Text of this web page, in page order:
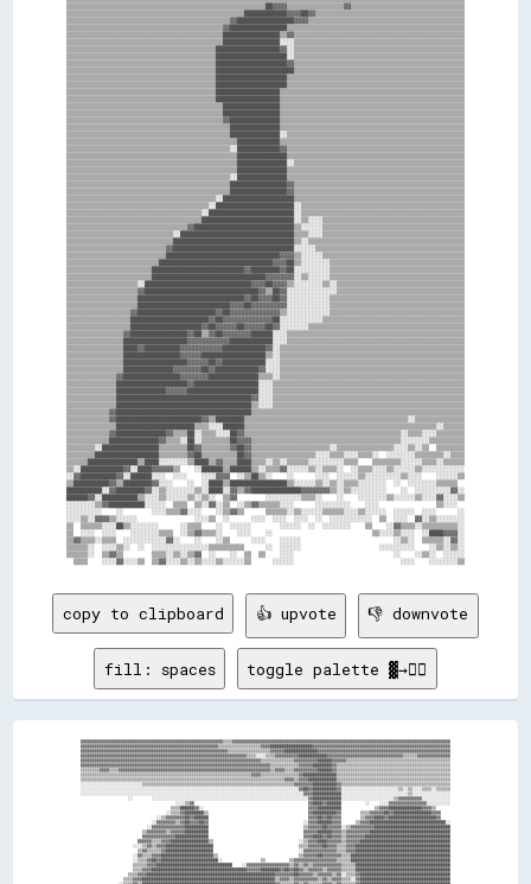
▒▒▒▒▒▒▒▒▒▒▒▒▒▒▒▒▒▒▒▒▒▒▒▒▒▒▒▒▒▒▒▒▒▒▒▒▒▒▒▒▒▒▒▒▒▒▒▒▒▒▒▒▒▒▒▒██▓▓▓▓▒▒▒▒▒▒▒▒▒▒▒▒▒▒▒▒▓▓▒▒▒▒▒▒▒▒▒▒▒▒▒▒▒▒▒▒▒▒▒▒▒▒▒▒▒▒▒▒▒▒
▒▒▒▒▒▒▒▒▒▒▒▒▒▒▒▒▒▒▒▒▒▒▒▒▒▒▒▒▒▒▒▒▒▒▒▒▒▒▒▒▒▒▒▒▒▒▒▒▒▒████████████▓▓▓▓██▓▓▒▒▒▒▒▒▒▒▒▒▒▒▒▒▒▒▒▒▒▒▒▒▒▒▒▒▒▒▒▒▒▒▒▒▒▒▒▒▒▒▒▒
▒▒▒▒▒▒▒▒▒▒▒▒▒▒▒▒▒▒▒▒▒▒▒▒▒▒▒▒▒▒▒▒▒▒▒▒▒▒▒▒▒▒▒▒▒▒▓▓████████████████▓▓▓▓▒▒▒▒▒▒▒▒▒▒▒▒▒▒▒▒▒▒▒▒▒▒▒▒▒▒▒▒▒▒▒▒▒▒▒▒▒▒▒▒▒▒▒▒
▒▒▒▒▒▒▒▒▒▒▒▒▒▒▒▒▒▒▒▒▒▒▒▒▒▒▒▒▒▒▒▒▒▒▒▒▒▒▒▒▒▒▒▒▓▓████████████████▒▒▒▒▒▒▒▒▒▒▒▒▒▒▒▒▒▒▒▒▒▒▒▒▒▒▒▒▒▒▒▒▒▒▒▒▒▒▒▒▒▒▒▒▒▒▒▒▒▒
▒▒▒▒▒▒▒▒▒▒▒▒▒▒▒▒▒▒▒▒▒▒▒▒▒▒▒▒▒▒▒▒▒▒▒▒▒▒▒▒▒▒▒▒████████████████▒▒▓▓▒▒▒▒▒▒▒▒▒▒▒▒▒▒▒▒▒▒▒▒▒▒▒▒▒▒▒▒▒▒▒▒▒▒▒▒▒▒▒▒▒▒▒▒▒▒▒▒
▒▒▒▒▒▒▒▒▒▒▒▒▒▒▒▒▒▒▒▒▒▒▒▒▒▒▒▒▒▒▒▒▒▒▒▒▒▒▒▒▒▒▒▒████████████████░░░░▒▒▒▒▒▒▒▒▒▒▒▒▒▒▒▒▒▒▒▒▒▒▒▒▒▒▒▒▒▒▒▒▒▒▒▒▒▒▒▒▒▒▒▒▒▒▒▒
▒▒▒▒▒▒▒▒▒▒▒▒▒▒▒▒▒▒▒▒▒▒▒▒▒▒▒▒▒▒▒▒▒▒▒▒▒▒▒▒▒▒██████████████████▓▓░░▒▒▒▒▒▒▒▒▒▒▒▒▒▒▒▒▒▒▒▒▒▒▒▒▒▒▒▒▒▒▒▒▒▒▒▒▒▒▒▒▒▒▒▒▒▒▒▒
▒▒▒▒▒▒▒▒▒▒▒▒▒▒▒▒▒▒▒▒▒▒▒▒▒▒▒▒▒▒▒▒▒▒▒▒▒▒▒▒▒▒████████████████████░░▒▒▒▒▒▒▒▒▒▒▒▒▒▒▒▒▒▒▒▒▒▒▒▒▒▒▒▒▒▒▒▒▒▒▒▒▒▒▒▒▒▒▒▒▒▒▒▒
▒▒▒▒▒▒▒▒▒▒▒▒▒▒▒▒▒▒▒▒▒▒▒▒▒▒▒▒▒▒▒▒▒▒▒▒▒▒▒▒▒▒████████████████████▓▓▒▒▒▒▒▒▒▒▒▒▒▒▒▒▒▒▒▒▒▒▒▒▒▒▒▒▒▒▒▒▒▒▒▒▒▒▒▒▒▒▒▒▒▒▒▒▒▒
▒▒▒▒▒▒▒▒▒▒▒▒▒▒▒▒▒▒▒▒▒▒▒▒▒▒▒▒▒▒▒▒▒▒▒▒▒▒▒▒▒▒██████████████████████▒▒▒▒▒▒▒▒▒▒▒▒▒▒▒▒▒▒▒▒▒▒▒▒▒▒▒▒▒▒▒▒▒▒▒▒▒▒▒▒▒▒▒▒▒▒▒▒
▒▒▒▒▒▒▒▒▒▒▒▒▒▒▒▒▒▒▒▒▒▒▒▒▒▒▒▒▒▒▒▒▒▒▒▒▒▒▒▒▒▒████████████████████▒▒▒▒▒▒▒▒▒▒▒▒▒▒▒▒▒▒▒▒▒▒▒▒▒▒▒▒▒▒▒▒▒▒▒▒▒▒▒▒▒▒▒▒▒▒▒▒▒▒
▒▒▒▒▒▒▒▒▒▒▒▒▒▒▒▒▒▒▒▒▒▒▒▒▒▒▒▒▒▒▒▒▒▒▒▒▒▒▒▒▒▒████████████████████▒▒▒▒▒▒▒▒▒▒▒▒▒▒▒▒▒▒▒▒▒▒▒▒▒▒▒▒▒▒▒▒▒▒▒▒▒▒▒▒▒▒▒▒▒▒▒▒▒▒
▒▒▒▒▒▒▒▒▒▒▒▒▒▒▒▒▒▒▒▒▒▒▒▒▒▒▒▒▒▒▒▒▒▒▒▒▒▒▒▒▒▒██████████████████▒▒▒▒▒▒▒▒▒▒▒▒▒▒▒▒▒▒▒▒▒▒▒▒▒▒▒▒▒▒▒▒▒▒▒▒▒▒▒▒▒▒▒▒▒▒▒▒▒▒▒▒
▒▒▒▒▒▒▒▒▒▒▒▒▒▒▒▒▒▒▒▒▒▒▒▒▒▒▒▒▒▒▒▒▒▒▒▒▒▒▒▒▒▒██████████████████▒▒▒▒▒▒▒▒▒▒▒▒▒▒▒▒▒▒▒▒▒▒▒▒▒▒▒▒▒▒▒▒▒▒▒▒▒▒▒▒▒▒▒▒▒▒▒▒▒▒▒▒
▒▒▒▒▒▒▒▒▒▒▒▒▒▒▒▒▒▒▒▒▒▒▒▒▒▒▒▒▒▒▒▒▒▒▒▒▒▒▒▒▒▒▒▒████████████████▒▒▒▒▒▒▒▒▒▒▒▒▒▒▒▒▒▒▒▒▒▒▒▒▒▒▒▒▒▒▒▒▒▒▒▒▒▒▒▒▒▒▒▒▒▒▒▒▒▒▒▒
▒▒▒▒▒▒▒▒▒▒▒▒▒▒▒▒▒▒▒▒▒▒▒▒▒▒▒▒▒▒▒▒▒▒▒▒▒▒▒▒▒▒▒▒████████████████▒▒▒▒▒▒▒▒▒▒▒▒▒▒▒▒▒▒▒▒▒▒▒▒▒▒▒▒▒▒▒▒▒▒▒▒▒▒▒▒▒▒▒▒▒▒▒▒▒▒▒▒
▒▒▒▒▒▒▒▒▒▒▒▒▒▒▒▒▒▒▒▒▒▒▒▒▒▒▒▒▒▒▒▒▒▒▒▒▒▒▒▒▒▒▒▒▓▓██████████████▒▒▒▒▒▒▒▒▒▒▒▒▒▒▒▒▒▒▒▒▒▒▒▒▒▒▒▒▒▒▒▒▒▒▒▒▒▒▒▒▒▒▒▒▒▒▒▒▒▒▒▒
▒▒▒▒▒▒▒▒▒▒▒▒▒▒▒▒▒▒▒▒▒▒▒▒▒▒▒▒▒▒▒▒▒▒▒▒▒▒▒▒▒▒▒▒▒▒██████████████▒▒▒▒▒▒▒▒▒▒▒▒▒▒▒▒▒▒▒▒▒▒▒▒▒▒▒▒▒▒▒▒▒▒▒▒▒▒▒▒▒▒▒▒▒▒▒▒▒▒▒▒
▒▒▒▒▒▒▒▒▒▒▒▒▒▒▒▒▒▒▒▒▒▒▒▒▒▒▒▒▒▒▒▒▒▒▒▒▒▒▒▒▒▒▒▒▒▒██████████████░░▒▒▒▒▒▒▒▒▒▒▒▒▒▒▒▒▒▒▒▒▒▒▒▒▒▒▒▒▒▒▒▒▒▒▒▒▒▒▒▒▒▒▒▒▒▒▒▒▒▒
▒▒▒▒▒▒▒▒▒▒▒▒▒▒▒▒▒▒▒▒▒▒▒▒▒▒▒▒▒▒▒▒▒▒▒▒▒▒▒▒▒▒▒▒▒▒▒▒████████████▒▒▒▒▒▒▒▒▒▒▒▒▒▒▒▒▒▒▒▒▒▒▒▒▒▒▒▒▒▒▒▒▒▒▒▒▒▒▒▒▒▒▒▒▒▒▒▒▒▒▒▒
▒▒▒▒▒▒▒▒▒▒▒▒▒▒▒▒▒▒▒▒▒▒▒▒▒▒▒▒▒▒▒▒▒▒▒▒▒▒▒▒▒▒▒▒▒▒░░████████████▓▓▒▒▒▒▒▒▒▒▒▒▒▒▒▒▒▒▒▒▒▒▒▒▒▒▒▒▒▒▒▒▒▒▒▒▒▒▒▒▒▒▒▒▒▒▒▒▒▒▒▒
▒▒▒▒▒▒▒▒▒▒▒▒▒▒▒▒▒▒▒▒▒▒▒▒▒▒▒▒▒▒▒▒▒▒▒▒▒▒▒▒▒▒▒▒▒▒▒▒██████████████▒▒▒▒▒▒▒▒▒▒▒▒▒▒▒▒▒▒▒▒▒▒▒▒▒▒▒▒▒▒▒▒▒▒▒▒▒▒▒▒▒▒▒▒▒▒▒▒▒▒
▒▒▒▒▒▒▒▒▒▒▒▒▒▒▒▒▒▒▒▒▒▒▒▒▒▒▒▒▒▒▒▒▒▒▒▒▒▒▒▒▒▒▒▒▒▒▒▒██████████████░░▒▒▒▒▒▒▒▒▒▒▒▒▒▒▒▒▒▒▒▒▒▒▒▒▒▒▒▒▒▒▒▒▒▒▒▒▒▒▒▒▒▒▒▒▒▒▒▒
▒▒▒▒▒▒▒▒▒▒▒▒▒▒▒▒▒▒▒▒▒▒▒▒▒▒▒▒▒▒▒▒▒▒▒▒▒▒▒▒▒▒▒▒▒▒▒▒██████████████▒▒▒▒▒▒▒▒▒▒▒▒▒▒▒▒▒▒▒▒▒▒▒▒▒▒▒▒▒▒▒▒▒▒▒▒▒▒▒▒▒▒▒▒▒▒▒▒▒▒
▒▒▒▒▒▒▒▒▒▒▒▒▒▒▒▒▒▒▒▒▒▒▒▒▒▒▒▒▒▒▒▒▒▒▒▒▒▒▒▒▒▒▒▒▒▒░░██████████████▒▒▒▒▒▒▒▒▒▒▒▒▒▒▒▒▒▒▒▒▒▒▒▒▒▒▒▒▒▒▒▒▒▒▒▒▒▒▒▒▒▒▒▒▒▒▒▒▒▒
▒▒▒▒▒▒▒▒▒▒▒▒▒▒▒▒▒▒▒▒▒▒▒▒▒▒▒▒▒▒▒▒▒▒▒▒▒▒▒▒▒▒▒▒▒▒████████████████▓▓▒▒▒▒▒▒▒▒▒▒▒▒▒▒▒▒▒▒▒▒▒▒▒▒▒▒▒▒▒▒▒▒▒▒▒▒▒▒▒▒▒▒▒▒▒▒▒▒
▒▒▒▒▒▒▒▒▒▒▒▒▒▒▒▒▒▒▒▒▒▒▒▒▒▒▒▒▒▒▒▒▒▒▒▒▒▒▒▒▒▒▒▒▒▒████████████████▓▓▒▒▒▒▒▒▒▒▒▒▒▒▒▒▒▒▒▒▒▒▒▒▒▒▒▒▒▒▒▒▒▒▒▒▒▒▒▒▒▒▒▒▒▒▒▒▒▒
▒▒▒▒▒▒▒▒▒▒▒▒▒▒▒▒▒▒▒▒▒▒▒▒▒▒▒▒▒▒▒▒▒▒▒▒▒▒▒▒▒▒░░████████████████████▒▒▒▒▒▒▒▒▒▒▒▒▒▒▒▒▒▒▒▒▒▒▒▒▒▒▒▒▒▒▒▒▒▒▒▒▒▒▒▒▒▒▒▒▒▒▒▒
▒▒▒▒▒▒▒▒▒▒▒▒▒▒▒▒▒▒▒▒▒▒▒▒▒▒▒▒▒▒▒▒▒▒▒▒▒▒▒▒░░██████████████████████░░▒▒▒▒▒▒▒▒▒▒▒▒▒▒▒▒▒▒▒▒▒▒▒▒▒▒▒▒▒▒▒▒▒▒▒▒▒▒▒▒▒▒▒▒▒▒
▒▒▒▒▒▒▒▒▒▒▒▒▒▒▒▒▒▒▒▒▒▒▒▒▒▒▒▒▒▒▒▒▒▒▒▒▒▒░░████████████████████████░░▒▒▒▒▒▒▒▒▒▒▒▒▒▒▒▒▒▒▒▒▒▒▒▒▒▒▒▒▒▒▒▒▒▒▒▒▒▒▒▒▒▒▒▒▒▒
▒▒▒▒▒▒▒▒▒▒▒▒▒▒▒▒▒▒▒▒▒▒▒▒▒▒▒▒▒▒▒▒▒▒▒▒▒▒██████████████████████████░░▒▒░░░░▒▒▒▒▒▒▒▒▒▒▒▒▒▒▒▒▒▒▒▒▒▒▒▒▒▒▒▒▒▒▒▒▒▒▒▒▒▒▒▒
▒▒▒▒▒▒▒▒▒▒▒▒▒▒▒▒▒▒▒▒▒▒▒▒▒▒▒▒▒▒▒▒▒▒▓▓████████████████████████████▒▒░░░░░░▒▒▒▒▒▒▒▒▒▒▒▒▒▒▒▒▒▒▒▒▒▒▒▒▒▒▒▒▒▒▒▒▒▒▒▒▒▒▒▒
▒▒▒▒▒▒▒▒▒▒▒▒▒▒▒▒▒▒▒▒▒▒▒▒▒▒▒▒▒▒░░████████████████████████████████▒▒▒▒░░░░▒▒▒▒▒▒▒▒▒▒▒▒▒▒▒▒▒▒▒▒▒▒▒▒▒▒▒▒▒▒▒▒▒▒▒▒▒▒▒▒
▒▒▒▒▒▒▒▒▒▒▒▒▒▒▒▒▒▒▒▒▒▒▒▒▒▒▒▒▒▒██████████████████████████████████▒▒░░▒▒▒▒▒▒▒▒▒▒▒▒▒▒▒▒▒▒▒▒▒▒▒▒▒▒▒▒▒▒▒▒▒▒▒▒▒▒▒▒▒▒▒▒
▒▒▒▒▒▒▒▒▒▒▒▒▒▒▒▒▒▒▒▒▒▒▒▒▒▒▒▒▓▓██████████████████████████████████░░░░░░▒▒▒▒▒▒▒▒▒▒▒▒▒▒▒▒▒▒▒▒▒▒▒▒▒▒▒▒▒▒▒▒▒▒▒▒▒▒▒▒▒▒
▒▒▒▒▒▒▒▒▒▒▒▒▒▒▒▒▒▒▒▒▒▒▒▒▒▒▒▒████████████████████████████████▓▓▓▓▒▒░░░░░░▒▒▒▒▒▒▒▒▒▒▒▒▒▒▒▒▒▒▒▒▒▒▒▒▒▒▒▒▒▒▒▒▒▒▒▒▒▒▒▒
▒▒▒▒▒▒▒▒▒▒▒▒▒▒▒▒▒▒▒▒▒▒▒▒▒▒████████████████████████████████▓▓▓▓██▒▒░░░░░░░░▒▒▒▒▒▒▒▒▒▒▒▒▒▒▒▒▒▒▒▒▒▒▒▒▒▒▒▒▒▒▒▒▒▒▒▒▒▒
▒▒▒▒▒▒▒▒▒▒▒▒▒▒▒▒▒▒▒▒▒▒▒▒██████████████████████████▓▓████████▓▓██░░░░░░░░░░▒▒▒▒▒▒▒▒▒▒▒▒▒▒▒▒▒▒▒▒▒▒▒▒▒▒▒▒▒▒▒▒▒▒▒▒▒▒
▒▒▒▒▒▒▒▒▒▒▒▒▒▒▒▒▒▒▒▒▒▒▒▒████████████████████████████████▓▓▓▓▓▓▓▓░░▒▒░░░░░░▒▒▒▒▒▒▒▒▒▒▒▒▒▒▒▒▒▒▒▒▒▒▒▒▒▒▒▒▒▒▒▒▒▒▒▒▒▒
▒▒▒▒▒▒▒▒▒▒▒▒▒▒▒▒▒▒▒▒░░██████████████████████████████▓▓▓▓██▓▓▓▓▒▒░░░░░░░░▒▒░░▒▒▒▒▒▒▒▒▒▒▒▒▒▒▒▒▒▒▒▒▒▒▒▒▒▒▒▒▒▒▒▒▒▒▒▒
▒▒▒▒▒▒▒▒▒▒▒▒▒▒▒▒▒▒▒▒▓▓████████████████████████████████▓▓▒▒██▓▓░░░░░░░░░░░░░░▒▒▒▒▒▒▒▒▒▒▒▒▒▒▒▒▒▒▒▒▒▒▒▒▒▒▒▒▒▒▒▒▒▒▒▒
▒▒▒▒▒▒▒▒▒▒▒▒▒▒▒▒▒▒▒▒██████████████████████████████▓▓██▓▓▓▓██▓▓░░░░░░░░░░░░▒▒▒▒▒▒▒▒▒▒▒▒▒▒▒▒▒▒▒▒▒▒▒▒▒▒▒▒▒▒▒▒▒▒▒▒▒▒
▒▒▒▒▒▒▒▒▒▒▒▒▒▒▒▒▒▒▒▒██████████████████████████▓▓▓▓██▓▓▓▓▓▓▓▓▓▓░░░░░░░░░░░░▒▒▒▒▒▒▒▒▒▒▒▒▒▒▒▒▒▒▒▒▒▒▒▒▒▒▒▒▒▒▒▒▒▒▒▒▒▒
▒▒▒▒▒▒▒▒▒▒▒▒▒▒▒▒▒▒▓▓██████████████████████▓▓██▓▓▓▓▓▓▓▓▓▓▓▓▓▓▒▒░░░░░░░░░░░░▒▒▒▒▒▒▒▒▒▒▒▒▒▒▒▒▒▒▒▒▒▒▒▒▒▒▒▒▒▒▒▒▒▒▒▒▒▒
▒▒▒▒▒▒▒▒▒▒▒▒▒▒▒▒▒▒██████████████████████▓▓██▓▓▓▓▓▓▓▓▓▓▓▓▓▓██░░░░░░░░░░░░▒▒▒▒▒▒▒▒▒▒▒▒▒▒▒▒▒▒▒▒▒▒▒▒▒▒▒▒▒▒▒▒▒▒▒▒▒▒▒▒
▒▒▒▒▒▒▒▒▒▒▒▒▒▒▒▒▒▒████████████████████▓▓██▓▓▓▓▓▓██▓▓▓▓▓▓██▓▓░░░░░░░░▒▒▒▒▒▒▒▒▒▒▒▒▒▒▒▒▒▒▒▒▒▒▒▒▒▒▒▒▒▒▒▒▒▒▒▒▒▒▒▒▒▒▒▒
▒▒▒▒▒▒▒▒▒▒▒▒▒▒▒▒▓▓████████████████▓▓██▒▒▓▓██▓▓▓▓▓▓▓▓██████░░░░▒▒▒▒▒▒▒▒▒▒▒▒▒▒▒▒▒▒▒▒▒▒▒▒▒▒▒▒▒▒▒▒▒▒▒▒▒▒▒▒▒▒▒▒▒▒▒▒▒▒
▒▒▒▒▒▒▒▒▒▒▒▒▒▒▒▒██████████████████▓▓▓▓▓▓▓▓▓▓▓▓████████████░░░░▒▒▒▒▒▒▒▒▒▒▒▒▒▒▒▒▒▒▒▒▒▒▒▒▒▒▒▒▒▒▒▒▒▒▒▒▒▒▒▒▒▒▒▒▒▒▒▒▒▒
▒▒▒▒▒▒▒▒▒▒▒▒▒▒▒▒████▓▓██████████▓▓▓▓▓▓▓▓▓▓▓▓████████████▓▓░░▒▒▒▒▒▒▒▒▒▒▒▒▒▒▒▒▒▒▒▒▒▒▒▒▒▒▒▒▒▒▒▒▒▒▒▒▒▒▒▒▒▒▒▒▒▒▒▒▒▒▒▒
▒▒▒▒▒▒▒▒▒▒▒▒▒▒▒▒████████████████▓▓▓▓▓▓██████████████████▒▒░░▒▒▒▒▒▒▒▒▒▒▒▒▒▒▒▒▒▒▒▒▒▒▒▒▒▒▒▒▒▒▒▒▒▒▒▒▒▒▒▒▒▒▒▒▒▒▒▒▒▒▒▒
▒▒▒▒▒▒▒▒▒▒▒▒▒▒▒▒██████████████████▓▓▓▓▓▓██▓▓████████████░░░░▒▒▒▒▒▒▒▒▒▒▒▒▒▒▒▒▒▒▒▒▒▒▒▒▒▒▒▒▒▒▒▒▒▒▒▒▒▒▒▒▒▒▒▒▒▒▒▒▒▒▒▒
▒▒▒▒▒▒▒▒▒▒▒▒▒▒▒▒██████████████▓▓▓▓▓▓▓▓██▓▓████████████▓▓░░░░▒▒▒▒▒▒▒▒▒▒▒▒▒▒▒▒▒▒▒▒▒▒▒▒▒▒▒▒▒▒▒▒▒▒▒▒▒▒▒▒▒▒▒▒▒▒▒▒▒▒▒▒
▒▒▒▒▒▒▒▒▒▒▒▒▒▒▓▓████████████████▓▓▓▓▓▓▓▓██████████████▒▒▒▒░░▒▒▒▒▒▒▒▒▒▒▒▒▒▒▒▒▒▒▒▒▒▒▒▒▒▒▒▒▒▒▒▒▒▒▒▒▒▒▒▒▒▒▒▒▒▒▒▒▒▒▒▒
▒▒▒▒▒▒▒▒▒▒▒▒▒▒████████████████████▓▓██████████████████░░░░▒▒▒▒▒▒▒▒▒▒▒▒▒▒▒▒▒▒▒▒▒▒▒▒▒▒▒▒▒▒▒▒▒▒▒▒▒▒▒▒▒▒▒▒▒▒▒▒▒▒▒▒▒▒
▒▒▒▒▒▒▒▒▒▒▒▒▒▒██████████████▓▓▓▓▓▓████████████████████░░░░▒▒▒▒▒▒▒▒▒▒▒▒▒▒▒▒▒▒▒▒▒▒▒▒▒▒▒▒▒▒▒▒▒▒▒▒▒▒▒▒▒▒▒▒▒▒▒▒▒▒▒▒▒▒
▒▒▒▒▒▒▒▒▒▒▒▒▒▒██████████████████████████████████████▓▓░░░░▒▒▒▒▒▒▒▒▒▒▒▒▒▒▒▒▒▒▒▒▒▒▒▒▒▒▒▒▒▒▒▒▒▒▒▒▒▒▒▒▒▒▒▒▒▒▒▒▒▒▒▒▒▒
▒▒▒▒▒▒▒▒▒▒▒▒▒▒██████████████████████████████████████▒▒░░░░▒▒▒▒▒▒▒▒▒▒▒▒▒▒▒▒▒▒▒▒▒▒▒▒▒▒▒▒▒▒▒▒▒▒▒▒▒▒▒▒▒▒▒▒▒▒▒▒▒▒▒▒▒▒
▒▒▒▒▒▒▒▒▒▒▒▒▓▓██████████████████████████████████████▒▒▒▒▒▒▒▒▒▒▒▒▒▒▒▒▒▒▒▒▒▒▒▒▒▒▒▒▒▒▒▒▒▒▒▒▒▒▒▒▒▒▒▒▒▒▒▒▒▒▒▒▒▒▒▒▒▒▒▒
▒▒▒▒▒▒▒▒▒▒▒▒▓▓████████████████████████▓▓▒▒████████▒▒▒▒▒▒▒▒▒▒▒▒▒▒▒▒▒▒▒▒▒▒▒▒▒▒▒▒▒▒▒▒▒▒▒▒▒▒▒▒▒▒▒▒▒▒░░▒▒▒▒▒▒▒▒▒▒▒▒▒▒
▒▒▒▒▒▒▒▒▒▒▒▒▒▒██████████████████████▒▒▒▒░░░░██████▒▒▒▒▒▒▒▒▒▒▒▒▒▒▒▒▒▒▒▒▒▒▒▒▒▒▒▒▒▒▒▒▒▒▒▒▒▒▒▒▒▒▒▒▒▒▒▒▒▒▒▒▒▒░░▒▒▒▒▒▒
▒▒▒▒▒▒▒▒▒▒▒▒▓▓██████████████▓▓▒▒▒▒██░░▒▒▒▒░░░░██▓▓▒▒▒▒▒▒▒▒▒▒▒▒▒▒▒▒▒▒▒▒▒▒▒▒▒▒▒▒▒▒▒▒▒▒▒▒▒▒▒▒▒▒▒▒░░▒▒▒▒░░░░▒▒▒▒▒▒▒▒
▒▒▒▒▒▒▒▒▒▒▒▒██████████████▓▓▒▒▒▒░░██░░▒▒▒▒▒▒▒▒██▓▓▓▓▒▒▒▒▒▒▒▒▒▒▒▒▒▒▒▒▒▒▒▒▒▒▒▒▒▒▒▒▒▒▒▒▒▒▒▒▒▒▒▒▒▒░░░░░░░░▒▒▒▒▒▒▒▒▒▒
▒▒▒▒▒▒▒▒░░████████████████▒▒▒▒▒▒▒▒██▓▓▒▒▒▒▒▒▒▒▓▓██▓▓▒▒▒▒▒▒▒▒▒▒▒▒▒▒▒▒▒▒▒▒▒▒░░▒▒▒▒▒▒▒▒▒▒▒▒▒▒▒▒░░░░▒▒░░▒▒  ▒▒▒▒▒▒▒▒
▒▒▒▒▒▒▒▒██████████████████▒▒▒▒▒▒▒▒▓▓██▒▒▒▒▒▒▒▒▒▒██▓▓▒▒▒▒▒▒▒▒▒▒▒▒▒▒▒▒▒▒░░░░▒▒▒▒░░░░▒▒▒▒░░  ░░░░░░░░▒▒▒▒▒▒▒▒░░▒▒▒▒
▒▒▒▒▒▒██████████████▒▒████░░░░░░░░▒▒████▒▒▓▓▒▒▒▒████▒▒▒▒░░▒▒░░▒▒▒▒▒▒░░░░░░░░░░▒▒▒▒    ▒▒▒▒▒▒▒▒░░░░░░▒▒▒▒░░▒▒▒▒▒▒
▒▒░░████████████▓▓░░████▓▓▓▓▓▓▒▒    ░░██████▒▒██████▒▒░░▒▒▒▒▓▓░░░░░░▒▒░░▒▒▒▒░░  ░░▒▒▒▒░░░░▒▒░░░░░░▒▒░░░░░░░░░░░░
░░▓▓██████████▓▓░░██████░░░░  ░░░░    ░░░░▓▓▓▓  ░░▒▒██▒▒░░    ░░      ░░░░  ░░░░░░▒▒░░░░░░░░░░▒▒░░░░    ░░░░░░▒▒
▒▒██████████▓▓▒▒████████▓▓░░░░    ░░  ░░████▒▒████████████████▒▒░░░░░░▒▒░░▒▒░░▒▒▒▒░░░░░░░░  ░░  ░░░░░░░░▒▒▒▒▒▒
██████████░░▓▓████████▓▓░░▒▒░░░░░░░░▒▒░░████░░▓▓▒▒▓▓██████████████▓▓▓▓▓▓▓▓▒▒░░▒▒░░░░░░░░░░    ░░  ░░░░░░░░░░▓▓░░
██████▓▓░░██████████▒▒░░░░▒▒░░░░░░▒▒░░▒▒░░  ▒▒▓▓        ░░░░░░░░░░▒▒▒▒░░    ░░    ░░░░░░░░▒▒░░░░░░▒▒░░░░▓▓░░░░▒▒
░░░░░░░░▒▒▓▓██████████░░░░░░  ▒▒▒▒  ▒▒░░▓▓░░▒▒  ░░▒▒▓▓▒▒▒▒▒▒░░░░      ░░░░░░░░░░    ░░░░                ▒▒░░░░
░░░░░░░░░░    ░░        ░░░░▒▒▒▒▓▓░░░░    ░░▒▒▓▓▒▒      ▒▒▒▒▒▒░░▒▒░░░░░░▒▒▒▒▒▒░░░░▒▒░░░░░░  ░░░░░░  ░░░░      ░░
░░░░▒▒░░▓▓▓▓▒▒░░░░░░                ░░░░▒▒  ░░      ░░░░  ░░░░  ░░░░  ░░  ░░░░░░░░░░░░  ▒▒  ░░░░  ▓▓░░▒▒░░░░░░░░
▒▒  ▒▒▒▒▒▒░░░░██▒▒░░░░░░░░      ░░▒▒▒▒    ░░  ░░░░░░        ░░░░░░  ░░  ░░░░░░░░    ▒▒    ░░▓▓▒▒▒▒░░▒▒▒▒▒▒▒▒▒▒░░
▒▒  ░░░░  ░░░░    ░░░░░░░░▒▒▒▒  ░░▒▒▓▓▒▒▒▒░░    ░░░░    ░░                            ▒▒░░░░▒▒░░░░  ░░████▓▓▓▓░░
▒▒▓▓▒▒▒▒░░▒▒▒▒  ░░░░░░░░░░░░▓▓░░    ░░    ░░▒▒      ░░░░    ░░░░░░                          ░░▒▒░░  ▒▒▒▒▒▒░░▓▓░░
▒▒▒▒▒▒░░  ░░░░▒▒░░  ░░  ░░░░░░░░░░░░░░░░▒▒▒▒▒▒▒▒▒▒      ░░  ░░░░░░                      ░░░░░░░░░░    ░░▒▒░░▒▒░░
▒▒▒▒▒▒░░  ▒▒▓▓▒▒        ▒▒▒▒░░▒▒░░▒▒▓▓  ░░    ░░  ▒▒  ▒▒    ░░░░                            ░░    ░░▒▒░░  ░░░░░░
copy to clipboard 👍 upvote 👎 downvote
fill: spaces toggle palette ▓→✊🏽
▓▓▓▓▓▓▓▓▓▓▓▓▓▓▓▓▓▓▓▓▓▓▓▓▓▓▓▓▓▓▓▓▓▓▓▓▓▓▓▓▓▓▓▓▓▓▓▓▓▓▓▓▓▓▓▓▓▓▓▓▒▒▒▒▓▓▓▓▓▓▓▓▓▓▓▓▓▓▓▓▓▓▓▓▓▓▓▓▓▓▓▓▓▓▓▓▓▓▓▓▓▓▓▓▓▓▓▓▓▓▓▓▓▓▓▓▓▓▓▓▓▓▓▓▓▓▓▓▓▓▓▓▓▓▓▓▓▓▓▓▓▓▓▓▓▓▓▓▓▓▓▓▓▓▓▓
▓▓▓▓▓▓▓▓▓▓▓▓▓▓▓▓▓▓▓▓▓▓▓▓▓▓▓▓▓▓▓▓▓▓▓▓▓▓▓▓▓▓▓▓▓▓▓▓▓▓▓▓▓▓▓▓▓▓▒▒▒▒▒▒▒▒▒▒▒▒▒▒▒▒▒▒▓▓▓▓██████████████████▓▓▓▓▓▓▓▓▓▓▓▓▓▓▓▓▓▓▓▓▓▓▓▓▓▓▓▓▓▓▓▓▓▓▓▓▓▓▓▓▓▓▓▓▓▓▓▓▓▓▓▓▓▓▓▓▓▓
▓▓▓▓▓▓▓▓▓▓▓▓▓▓▓▓▓▓▓▓▓▓▓▓▓▓▓▓▓▓▓▓▓▓▓▓▓▓▓▓▓▓▓▓▓▓▓▓▓▓▓▓▓▓▓▓▓▓▓▓▓▓▒▒▒▒▒▒▒▒▒▒▒▒▒▒▒▒▒▒▓▓▓▓▓▓██████████████▓▓▓▓▓▓▓▓▓▓▓▓▓▓▓▓▓▓▓▓▓▓▓▓▓▓▓▓▓▓▓▓▓▓▓▓▓▓▓▓▓▓▓▓▓▓▓▓▓▓▓▓▓▓▓▓
▓▓▓▓▓▓▓▓▓▓▓▓▓▓▓▓▓▓▓▓▓▓▓▓▓▓▓▓▓▓▓▓▓▓▓▓▓▓▓▓▓▓▓▓▓▓▓▓▓▓▓▓▓▓▓▓▓▓▓▓▓▓▓▓▓▓▓▓▓▓▒▒▒▒░░░░▒▒▒▒▓▓▓▓▓▓▓▓▓▓████████████▓▓▓▓▓▓▓▓▓▓▓▓▓▓▓▓▓▓▓▓▓▓▓▓▓▓▓▓▓▓▓▓▒▒▒▒▒▒▓▓▓▓▓▓▓▓▓▓▓▓▓▓
▓▓▓▓▓▓▓▓▓▓▓▓▓▓▓▓▓▓▓▓▓▓▓▓▓▓▓▓▓▓▓▓▓▓▓▓▓▓▓▓▓▓▓▓▓▓▓▓▓▓▓▓▓▓▓▓▓▓▓▓▓▓▓▓▓▓▓▓▓▓▓▓▓▓▓▓▒▒▒▒▒▒▒▒▒▒▒▒▒▒▓▓▓▓▓▓▓▓▓▓██████▓▓▓▓▓▓▒▒▒▒▒▒▒▒▒▒▒▒▒▒▒▒▒▒▒▒▒▒▒▒▒▒▒▒▒▒▒▒▒▒▒▒▒▒▒▒▒▒▒▒
▓▓▓▓▓▓▓▓▓▓▓▓▓▓▓▓▓▓▓▓▓▓▓▓▓▓▓▓▓▓▓▓▓▓▓▓▓▓▓▓▓▓▓▓▓▓▓▓▓▓▓▓▓▓▓▓▓▓▓▓▓▓▓▓▓▓▓▓▓▓▓▓▓▓▓▓▓▓▓▓▒▒▒▒▒▒▒▒▒▒▒▒▓▓▓▓▓▓████████▓▓▒▒▒▒▒▒▒▒▒▒▒▒▒▒▒▒▒▒▒▒▒▒▒▒▒▒▒▒▒▒▒▒▒▒▒▒▒▒▒▒▒▒▒▒▒▒▒▒
▒▒▒▒▒▒▒▒▓▓▓▓▒▒▒▒▓▓▓▓▓▓▓▓▓▓▓▓▓▓▓▓▓▓▓▓▓▓▓▓▓▓▓▓▓▓▓▓▓▓▓▓▓▓▓▓▓▓▓▓▓▓▓▓▓▓▓▓▓▓▓▓▓▓▓▓▓▓▓▓▒▒▓▓▓▓▒▒▒▒▓▓▓▓▓▓▓▓▓▓██████▓▓▒▒▒▒▒▒▒▒▒▒▒▒▒▒▒▒▒▒▒▒▒▒▒▒▒▒▒▒▒▒▒▒▒▒▒▒▒▒▒▒▒▒▒▒▒▒▒▒
▒▒▒▒▒▒▒▒▒▒▒▒▒▒▒▒▒▒▒▒▒▒▒▒▒▒▒▒▒▒▒▒▒▒▒▒▒▒▒▒▒▒▒▒▒▒▒▒▒▒▒▒▒▒▒▒▒▒▒▒▒▒▒▒▒▒▒▒▒▒▒▒▓▓▓▓▒▒▒▒▒▒▒▒▒▒▒▒▒▒▒▒▓▓██████████████▒▒▒▒▒▒▒▒▒▒▒▒▒▒▒▒▒▒▒▒▒▒▒▒▒▒▒▒▒▒▒▒▒▒▒▒▒▒▒▒▒▒▒▒▒▒▒▒
▒▒▒▒▒▒▒▒▒▒▒▒▒▒▒▒▒▒▒▒▒▒▒▒▒▒▒▒▒▒▒▒▒▒▒▒▒▒▒▒▒▒▒▒▒▒▒▒▒▒▒▒▒▒▒▒▒▒▒▒▒▒▒▒▒▒▒▒▒▒▒▒▒▒▒▒▒▒▒▒▒▒▒▒▒▒▓▓▓▓▒▒▓▓▓▓████████████▒▒▒▒▒▒▒▒▒▒▒▒▒▒▒▒▒▒▒▒▒▒▒▒▒▒▒▒▒▒▒▒▒▒▒▒▒▒▒▒▒▒▒▒▒▒▒▒
░░░░░░░░░░░░░░░░░░░░░░░░░░▒▒▒▒▒▒▒▒▒▒▒▒▒▒▒▒▒▒▒▒▒▒▒▒▒▒▒▒▒▒▒▒▒▒▒▒▒▒▒▒▒▒▒▒▒▒▒▒▒▒▒▒▒▒▒▒▒▒▒▒▒▒▒▒▓▓▓▓▓▓▓▓██████████▓▓▒▒▒▒▒▒▒▒▒▒▒▒▒▒▒▒▒▒▒▒▒▒▒▒▒▒▒▒▒▒▒▒▒▒▒▒▒▒▒▒▒▒▒▒▒▒
░░░░░░░░░░░░░░░░░░░░░░░░░░░░░░░░░░░░░░░░░░░░░░░░░░░░░░░░░░░░░░░░░░░░░░░░░░░░░░░░░░░░░░░░░░░░▓▓██▓▓██████████▓▓░░░░░░░░░░░░░░░░░░░░░░░░▒▒░░▒▒░░░░▒▒▒▒░░▒▒▒▒▒▒
░░░░░░░░░░░░░░░░░░░░░░░░░░░░░░░░░░░░░░░░░░░░░░░░░░░░░░░░░░░░░░░░░░░░░░░░░░░░░░░░░░░░░░░░░░░░░░▓▓▓▓████████████░░░░░░░░░░░░░░░░░░░░░░░░░░░░▒▒░░░░░░░░░░░░░░░░
                    ░░        ░░░░░░░░░░░░░░░░░░░░░░░░░░░░░░░░░░░░░░░░░░░░░░░░░░░░░░░░░░░░░░░░░░▓▓████████████░░░░░░░░░░░░░░░░░░░░░░▒▒▓▓▓▓▓▓▓▓▓▓░░░░░░░░░░░░
                                        ░░░░▒▒▓▓                                                ▓▓████▓▓██████          ░░    ░░░░▓▓▓▓▓▓▓▓▓▓▓▓▓▓▓▓░░░░░░░░░░
                                      ▒▒▒▒██████▓▓░░                                            ▓▓▓▓██████████              ▒▒▓▓▓▓██████████████▓▓▓▓▒▒
                                    ░░▒▒▒▒▓▓████████▒▒                                          ▓▓██████████▓▓        ▒▒▒▒▓▓▓▓▓▓██▓▓████████████████▓▓▓▓
                                ░░▒▒▓▓▓▓▓▓▓▓██▓▓██████                                          ▓▓▓▓██▓▓██▓▓▓▓        ▒▒▓▓▓▓████▓▓████████████████████▓▓
                              ░░▓▓▓▓▓▓▓▓▒▒▓▓██▓▓▓▓██▓▓                                        ░░▓▓▓▓██████▓▓▓▓      ▒▒▓▓▓▓████████████████████████████████░░
                            ░░▓▓▓▓▓▓▓▓▓▓▓▓▓▓██████████                                        ▒▒▓▓▓▓▓▓██▓▓▓▓▓▓░░▒▒▓▓▓▓▓▓▓▓▓▓████████████████████████████████
                          ▒▒▓▓▓▓▓▓▓▓▒▒▓▓▓▓▓▓██████████                                        ▓▓▓▓▓▓██████▓▓▓▓▒▒▓▓▓▓▓▓▓▓▓▓██████████████████████████████████
                          ▓▓▓▓▓▓▓▓▓▓▓▓▓▓██████████████                                        ▓▓▓▓████▓▓██▓▓▓▓▒▒▓▓▓▓▓▓▓▓████████████████████████████████████
                        ▓▓▓▓▓▓▒▒▒▒▓▓▓▓████████████████▒▒                                    ░░▒▒▓▓▓▓████▓▓▓▓▓▓▒▒▓▓▓▓▓▓██████████████████████████████████████
                      ░░░░▒▒▓▓▒▒▓▓▓▓████████████████████                                    ▒▒▒▒▓▓▓▓▓▓██▓▓▓▓▒▒▒▒▓▓▓▓████████████████████████████████████████
                        ▒▒▓▓▒▒▒▒▒▒▓▓████████████████████                                    ░░▓▓▓▓▓▓▓▓▓▓▓▓▓▓▒▒▒▒▓▓▓▓████████████████████████████████████████
                      ░░▓▓▒▒▒▒▓▓▓▓██████████████████████▒▒                                  ▒▒▓▓▓▓▓▓██▓▓▓▓▓▓▓▓▒▒▒▒██████████████████████████████████████████
                      ░░▒▒▒▒▓▓██▓▓████████████████████████░░                ▒▒          ▒▒▓▓▓▓▓▓▓▓▓▓▓▓▓▓▓▓▓▓▒▒▒▒▒▒██████████████████████████████████████████
                      ▒▒▒▒▒▒▓▓▓▓████████████████████████████████    ░░▓▓▓▓▓▓▓▓▓▓▓▓▓▓▓▓▓▓▒▒▓▓▒▒▓▓▒▒▓▓▓▓▓▓▓▓▓▓▓▓▒▒▒▒▒▒████████████████████████████████████████
                      ▒▒▒▒▓▓▓▓████████████████████████████████████████▓▓▓▓▓▓████████▓▓██▓▓██▓▓▒▒▓▓▓▓▓▓▒▒▓▓▓▓▓▓▒▒▒▒▒▒████████████████████████████████████████
                    ▒▒▒▒▓▓▓▓██████████████████████████████████████████████████████▓▓▓▓▓▓▓▓██▓▓▓▓▓▓▒▒▓▓▓▓▓▓▒▒▓▓░░▒▒▒▒▓▓██████████████████████████████████████
                  ▒▒▒▒▓▓▓▓████████████████████████████████████████████████████████▒▒▓▓▓▓▒▒▓▓▓▓▓▓▓▓▓▓▒▒▓▓▒▒▓▓▓▓▒▒▒▒░░▓▓██████████████████████████████████████